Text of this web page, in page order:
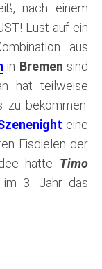
nach einem
Lust auf ein
aus
in Bremen sind
hat teilweise
zu bekommen.
eine
Eisdielen der
hatte Timo
3. Jahr das